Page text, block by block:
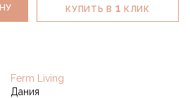
КУПИТЬ В 1 КЛИК
Ferm Living
Дания